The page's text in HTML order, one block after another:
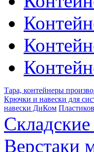
Тара, контейнеры
Крючки и навески для
навески ДиКом
Верстаки